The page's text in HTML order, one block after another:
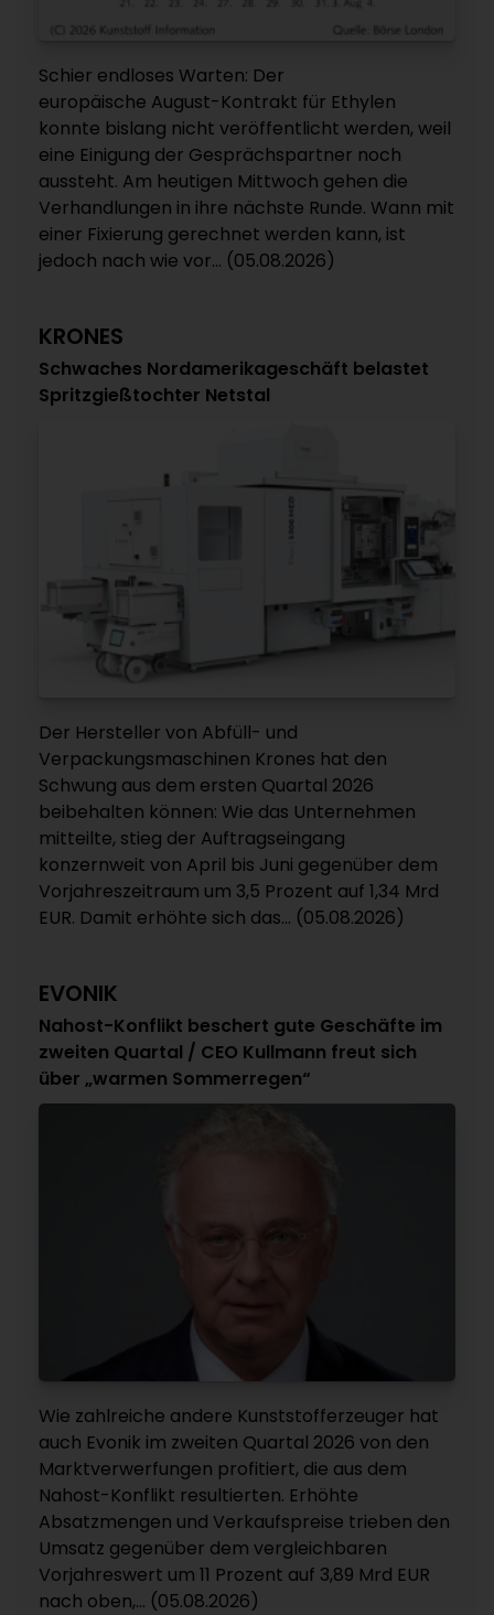
Schier endloses Warten: Der
europäische August-Kontrakt für Ethylen
konnte bislang nicht veröffentlicht werden, weil
eine Einigung der Gesprächspartner noch
aussteht. Am heutigen Mittwoch gehen die
Verhandlungen in ihre nächste Runde. Wann mit
einer Fixierung gerechnet werden kann, ist
jedoch nach wie vor... (05.08.2026)
KRONES
Schwaches Nordamerikageschäft belastet
Spritzgießtochter Netstal
Der Hersteller von Abfüll- und
Verpackungsmaschinen Krones hat den
Schwung aus dem ersten Quartal 2026
beibehalten können: Wie das Unternehmen
mitteilte, stieg der Auftragseingang
konzernweit von April bis Juni gegenüber dem
Vorjahreszeitraum um 3,5 Prozent auf 1,34 Mrd
EUR. Damit erhöhte sich das... (05.08.2026)
EVONIK
Nahost-Konflikt beschert gute Geschäfte im
zweiten Quartal / CEO Kullmann freut sich
über „warmen Sommerregen“
Wie zahlreiche andere Kunststofferzeuger hat
auch Evonik im zweiten Quartal 2026 von den
Marktverwerfungen profitiert, die aus dem
Nahost-Konflikt resultierten. Erhöhte
Absatzmengen und Verkaufspreise trieben den
Umsatz gegenüber dem vergleichbaren
Vorjahreswert um 11 Prozent auf 3,89 Mrd EUR
nach oben,... (05.08.2026)